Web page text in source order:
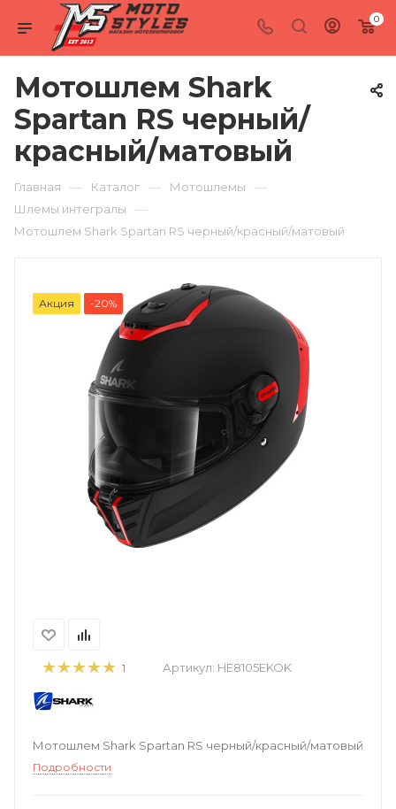
0
Мотошлем Shark
Spartan RS черный/
красный/матовый
Главная — Каталог — Мотошлемы —
Шлемы интегралы —
Мотошлем Shark Spartan RS черный/красный/матовый
Акция -20%
1 Артикул: HE8105EKOK
Мотошлем Shark Spartan RS черный/красный/матовый
Подробности